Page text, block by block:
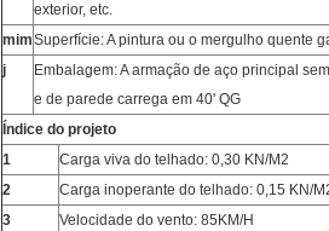
exterior, etc.
mimSuperfície: A pintura ou o mergulho quente
j
Embalagem: A armação de aço principal
e de parede carrega em 40' QG
Índice do projeto
1
Carga viva do telhado: 0,30 KN/M2
2
Carga inoperante do telhado: 0,15 KN/
3
Velocidade do vento: 85KM/H